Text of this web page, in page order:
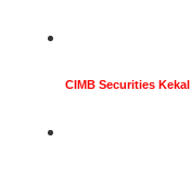
CIMB Securities